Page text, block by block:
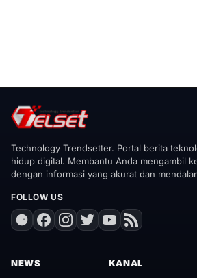
Technology Trendsetter. Portal berita
hidup digital. Membantu Anda mengambil
dengan informasi yang akurat dan
FOLLOW US
NEWS KANAL